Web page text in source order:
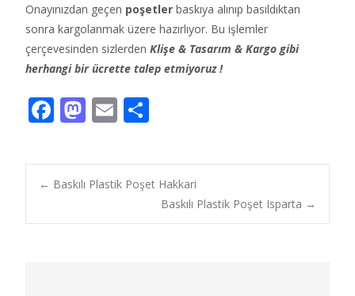
Onayınızdan geçen poşetler baskıya alınıp basıldıktan
sonra kargolanmak üzere hazırlıyor. Bu işlemler
çerçevesinden sizlerden Klişe & Tasarım & Kargo gibi
herhangi bir ücrette talep etmiyoruz !
F
e
b
M
to
d
E
ai
l
ar
e
Post
← Baskılı Plastik Poşet Hakkari
Baskılı Plastik Poşet Isparta →